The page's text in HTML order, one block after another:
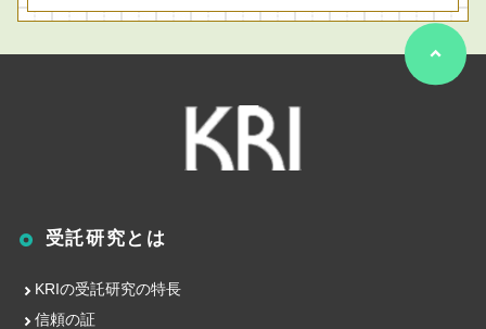
受託研究とは
KRIの受託研究の特長
信頼の証